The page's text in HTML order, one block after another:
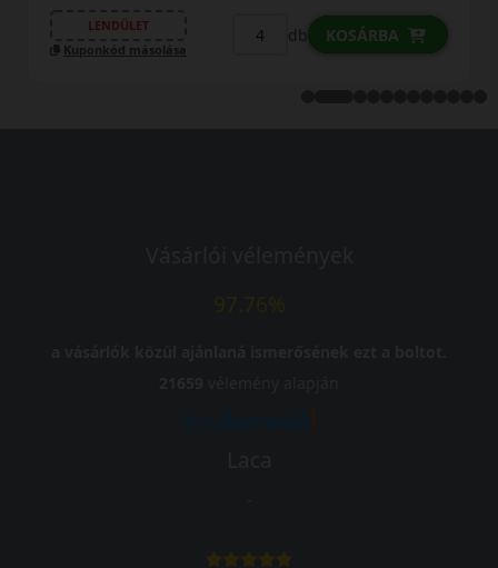
LENDÜLET
Kuponkód másolása
db KOSÁRBA